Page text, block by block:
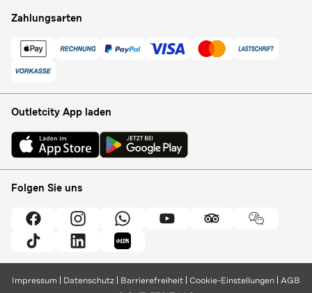
Zahlungsarten
Outletcity App laden
Folgen Sie uns
Impressum Datenschutz Barrierefreiheit Cookie-Einstellungen AGB